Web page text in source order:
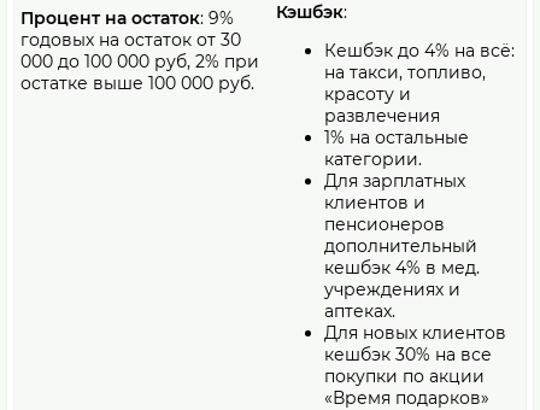
Процент на остаток: 9%
годовых на остаток от 30
000 до 100 000 руб, 2% при
остатке выше 100 000 руб.
Кэшбэк:
Кешбэк до 4% на всё:
на такси, топливо,
красоту и
развлечения
1% на остальные
категории.
Для зарплатных
клиентов и
пенсионеров
дополнительный
кешбэк 4% в мед.
учреждениях и
аптеках.
Для новых клиентов
кешбэк 30% на все
покупки по акции
«Время подарков»